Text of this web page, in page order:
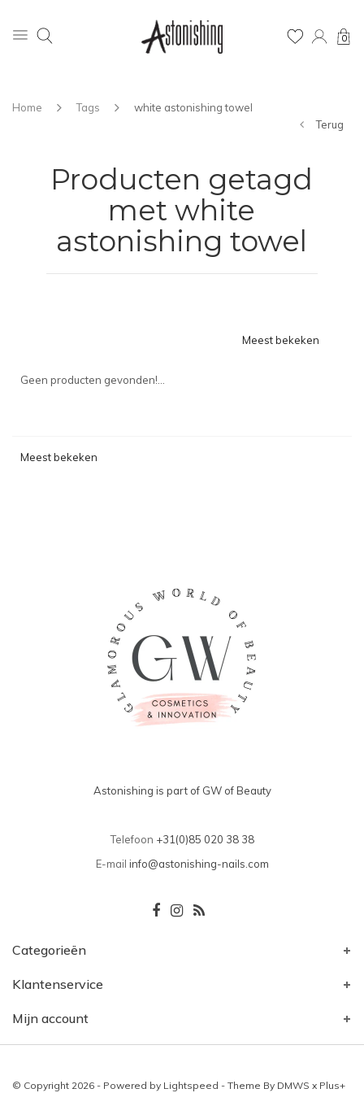
0
Home Tags
white astonishing towel
Terug
Producten getagd
met white
astonishing towel
Meest bekeken
Geen producten gevonden!...
Meest bekeken
Astonishing is part of GW of Beauty
Telefoon +31(0)85 020 38 38
E-mail info@astonishing-nails.com
Categorieën
Klantenservice
Mijn account
© Copyright 2026 - Powered by Lightspeed - Theme By DMWS x Plus+